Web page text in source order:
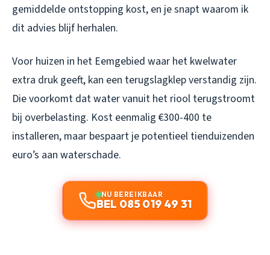
gemiddelde ontstopping kost, en je snapt waarom ik
dit advies blijf herhalen.
Voor huizen in het Eemgebied waar het kwelwater
extra druk geeft, kan een terugslagklep verstandig zijn.
Die voorkomt dat water vanuit het riool terugstroomt
bij overbelasting. Kost eenmalig €300-400 te
installeren, maar bespaart je potentieel tienduizenden
euro’s aan waterschade.
NU BEREIKBAAR
BEL 085 019 49 31